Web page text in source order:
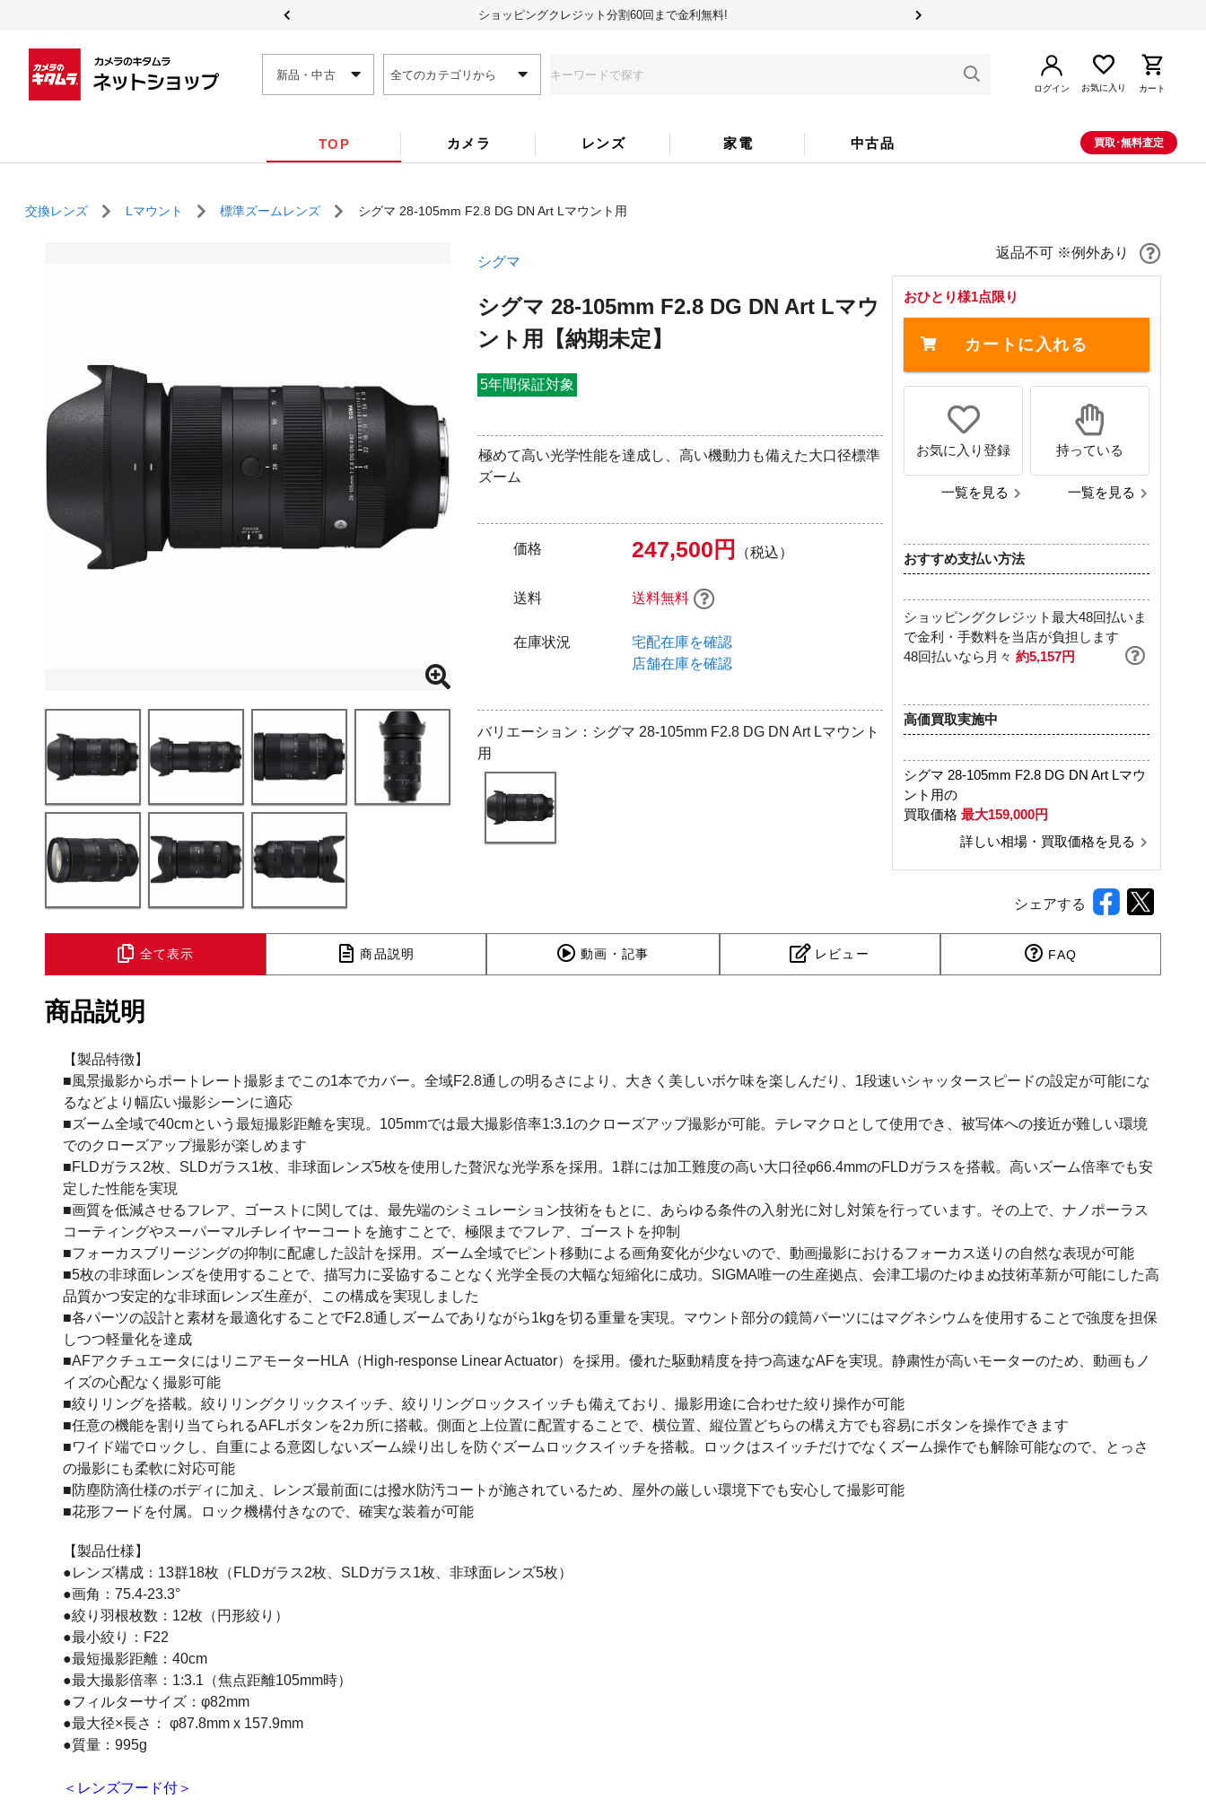
ショッピングクレジット分割60回まで金利無料!
新品・中古 全てのカテゴリから
ログイン お気に入り カート
TOP カメラ レンズ 家電 中古品 買取･無料査定
交換レンズ Lマウント 標準ズームレンズ シグマ 28-105mm F2.8 DG DN Art Lマウント用
シグマ
シグマ 28-105mm F2.8 DG DN Art Lマウ
ント用
【納期未定】
5年間保証対象
極めて高い光学性能を達成し、高い機動力も備えた大口径標準
ズーム
価格 247,500円 （税込）
送料 送料無料
在庫状況
宅配在庫を確認
店舗在庫を確認
バリエーション：シグマ 28-105mm F2.8 DG DN Art Lマウント
用
返品不可 ※例外あり
おひとり様1点限り
カートに入れる
お気に入り登録
一覧を見る
持っている
一覧を見る
おすすめ支払い方法
ショッピングクレジット最大48回払いま
で金利・手数料を当店が負担します
48回払いなら月々 約5,157円
高価買取実施中
シグマ 28-105mm F2.8 DG DN Art Lマウ
ント用の
買取価格 最大159,000円
詳しい相場・買取価格を見る
シェアする
全て表示 商品説明 動画・記事 レビュー FAQ
商品説明
【製品特徴】
■風景撮影からポートレート撮影までこの1本でカバー。全域F2.8通しの明るさにより、大きく美しいボケ味を楽しんだり、1段速いシャッタースピードの設定が可能にな
るなどより幅広い撮影シーンに適応
■ズーム全域で40cmという最短撮影距離を実現。105mmでは最大撮影倍率1:3.1のクローズアップ撮影が可能。テレマクロとして使用でき、被写体への接近が難しい環境
でのクローズアップ撮影が楽しめます
■FLDガラス2枚、SLDガラス1枚、非球面レンズ5枚を使用した贅沢な光学系を採用。1群には加工難度の高い大口径φ66.4mmのFLDガラスを搭載。高いズーム倍率でも安
定した性能を実現
■画質を低減させるフレア、ゴーストに関しては、最先端のシミュレーション技術をもとに、あらゆる条件の入射光に対し対策を行っています。その上で、ナノポーラス
コーティングやスーパーマルチレイヤーコートを施すことで、極限までフレア、ゴーストを抑制
■フォーカスブリージングの抑制に配慮した設計を採用。ズーム全域でピント移動による画角変化が少ないので、動画撮影におけるフォーカス送りの自然な表現が可能
■5枚の非球面レンズを使用することで、描写力に妥協することなく光学全長の大幅な短縮化に成功。SIGMA唯一の生産拠点、会津工場のたゆまぬ技術革新が可能にした高
品質かつ安定的な非球面レンズ生産が、この構成を実現しました
■各パーツの設計と素材を最適化することでF2.8通しズームでありながら1kgを切る重量を実現。マウント部分の鏡筒パーツにはマグネシウムを使用することで強度を担保
しつつ軽量化を達成
■AFアクチュエータにはリニアモーターHLA（High-response Linear Actuator）を採用。優れた駆動精度を持つ高速なAFを実現。静粛性が高いモーターのため、動画もノ
イズの心配なく撮影可能
■絞りリングを搭載。絞りリングクリックスイッチ、絞りリングロックスイッチも備えており、撮影用途に合わせた絞り操作が可能
■任意の機能を割り当てられるAFLボタンを2カ所に搭載。側面と上位置に配置することで、横位置、縦位置どちらの構え方でも容易にボタンを操作できます
■ワイド端でロックし、自重による意図しないズーム繰り出しを防ぐズームロックスイッチを搭載。ロックはスイッチだけでなくズーム操作でも解除可能なので、とっさ
の撮影にも柔軟に対応可能
■防塵防滴仕様のボディに加え、レンズ最前面には撥水防汚コートが施されているため、屋外の厳しい環境下でも安心して撮影可能
■花形フードを付属。ロック機構付きなので、確実な装着が可能
【製品仕様】
●レンズ構成：13群18枚（FLDガラス2枚、SLDガラス1枚、非球面レンズ5枚）
●画角：75.4-23.3°
●絞り羽根枚数：12枚（円形絞り）
●最小絞り：F22
●最短撮影距離：40cm
●最大撮影倍率：1:3.1（焦点距離105mm時）
●フィルターサイズ：φ82mm
●最大径×長さ： φ87.8mm x 157.9mm
●質量：995g
＜レンズフード付＞